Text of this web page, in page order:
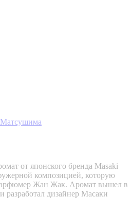
от японского бренда Masaki
композицией, которую
Жан Жак. Аромат вышел в
разработал дизайнер Масаки